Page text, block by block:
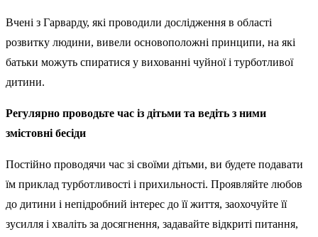
Вчені з Гарварду, які проводили дослідження в області
розвитку людини, вивели основоположні принципи, на які
батьки можуть спиратися у вихованні чуйної і турботливої
дитини.
Регулярно проводьте час із дітьми та ведіть з ними
змістовні бесіди
Постійно проводячи час зі своїми дітьми, ви будете подавати
їм приклад турботливості і прихильності. Проявляйте любов
до дитини і непідробний інтерес до її життя, заохочуйте її
зусилля і хваліть за досягнення, задавайте відкриті питання,